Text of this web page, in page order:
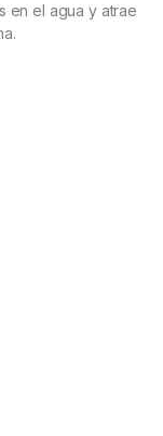
en el agua y atrae